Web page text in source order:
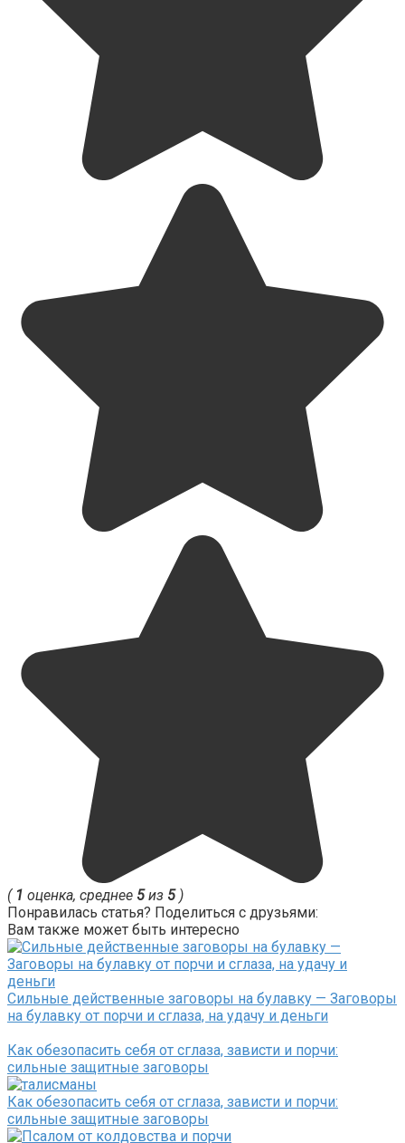
( 1 оценка, среднее 5из 5)
Понравилась статья? Поделиться с друзьями:
Вам также может быть интересно
Сильные действенные заговоры на булавку — Заговоры
на булавку от порчи и сглаза, на удачу и деньги
Как обезопасить себя от сглаза, зависти и порчи:
сильные защитные заговоры
Как обезопасить себя от сглаза, зависти и порчи:
сильные защитные заговоры